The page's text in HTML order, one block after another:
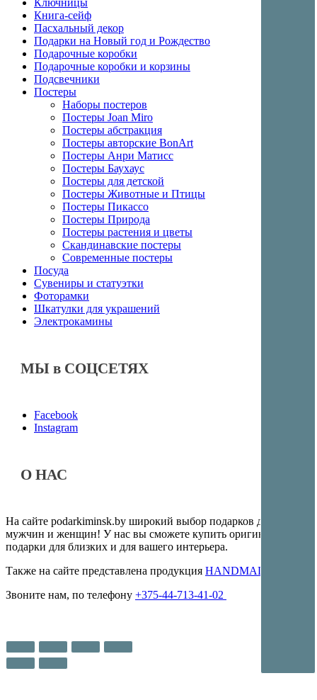
Ключницы
Книга-сейф
Пасхальный декор
Подарки на Новый год и Рождество
Подарочные коробки
Подарочные коробки и корзины
Подсвечники
Постеры
Наборы постеров
Постеры Joan Miro
Постеры абстракция
Постеры авторские BonArt
Постеры Анри Матисс
Постеры Баухаус
Постеры для детской
Постеры Животные и Птицы
Постеры Пикассо
Постеры Природа
Постеры растения и цветы
Скандинавские постеры
Современные постеры
Посуда
Сувениры и статуэтки
Фоторамки
Шкатулки для украшений
Электрокамины
МЫ в СОЦСЕТЯХ
Facebook
Instagram
О НАС
На сайте podarkiminsk.by широкий выбор подарков для
мужчин и женщин! У нас вы сможете купить оригинальные
подарки для близких и для вашего интерьера.
Также на сайте представлена продукция HANDMADE
Звоните нам, по телефону +375-44-713-41-02